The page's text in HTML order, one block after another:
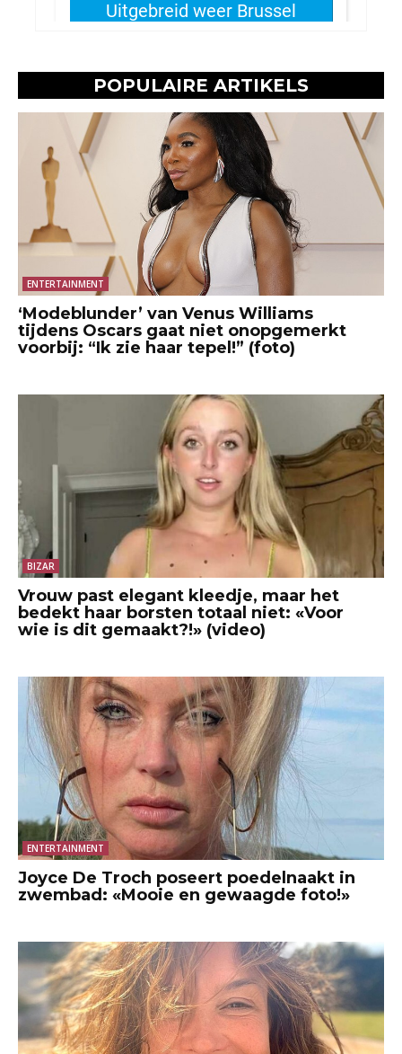
POPULAIRE ARTIKELS
ENTERTAINMENT
‘Modeblunder’ van Venus Williams
tijdens Oscars gaat niet onopgemerkt
voorbij: “Ik zie haar tepel!” (foto)
BIZAR
Vrouw past elegant kleedje, maar het
bedekt haar borsten totaal niet: «Voor
wie is dit gemaakt?!» (video)
ENTERTAINMENT
Joyce De Troch poseert poedelnaakt in
zwembad: «Mooie en gewaagde foto!»